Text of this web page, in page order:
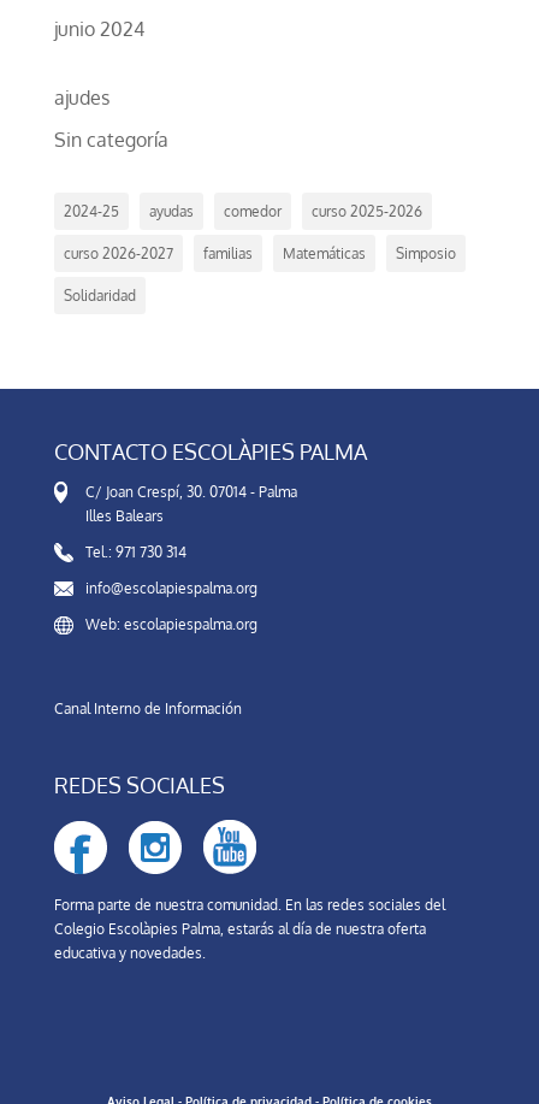
junio 2024
ajudes
Sin categoría
2024-25 ayudas comedor curso 2025-2026
curso 2026-2027 familias Matemáticas Simposio
Solidaridad
CONTACTO ESCOLÀPIES PALMA
C/ Joan Crespí, 30. 07014 - Palma
Illes Balears
Tel.: 971 730 314
info@escolapiespalma.org
Web: escolapiespalma.org
Canal Interno de Información
REDES SOCIALES
Forma parte de nuestra comunidad. En las redes sociales del
Colegio Escolàpies Palma, estarás al día de nuestra oferta
educativa y novedades.
Aviso Legal - Política de privacidad- Política de cookies